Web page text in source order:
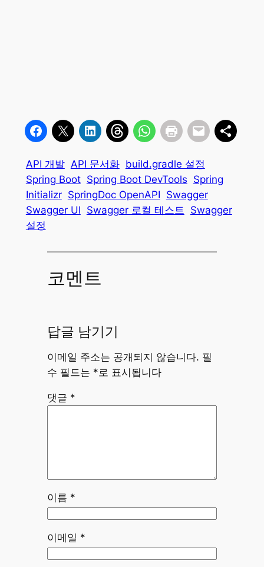
API 개발 API 문서화 build.gradle 설정
Spring Boot Spring Boot DevTools Spring
Initializr SpringDoc OpenAPI Swagger
Swagger UI Swagger 로컬 테스트 Swagger
설정
코멘트
답글 남기기
이메일 주소는 공개되지 않습니다. 필
수 필드는 *로 표시됩니다
댓글 *
이름 *
이메일 *